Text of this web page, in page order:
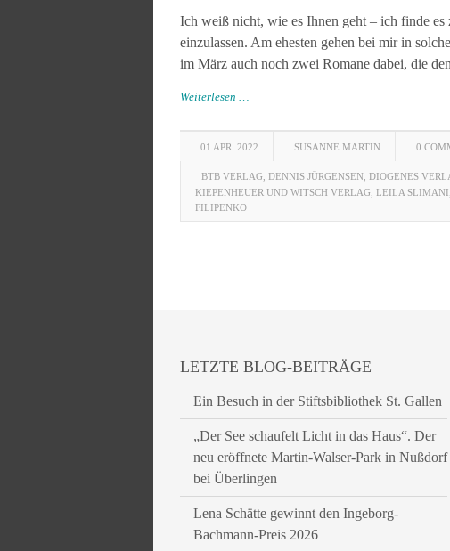
Ich weiß nicht, wie es Ihnen geht – ich finde
einzulassen. Am ehesten gehen bei mir in
im März auch noch zwei Romane dabei, die
Weiterlesen …
01 APR. 2022 SUSANNE MARTIN 0
BTB VERLAG DENNIS JÜRGENSEN DIOGENES
KIEPENHEUER UND WITSCH VERLAG LEILA SLIMANI
FILIPENKO
LETZTE BLOG-BEITRÄGE
Ein Besuch in der Stiftsbibliothek St. Gallen
„Der See schaufelt Licht in das Haus“. Der
neu eröffnete Martin-Walser-Park in Nußdorf
bei Überlingen
Lena Schätte gewinnt den Ingeborg-
Bachmann-Preis 2026